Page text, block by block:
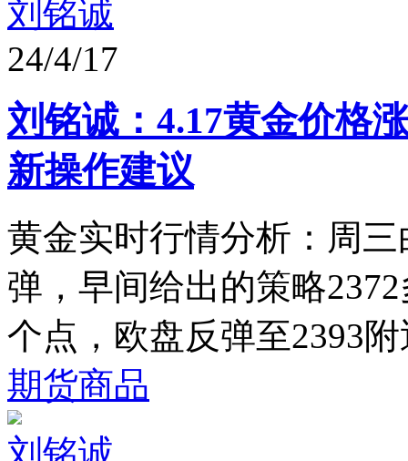
刘铭诚
24/4/17
刘铭诚：4.17黄金价格
新操作建议
黄金实时行情分析：周
弹，早间给出的策略
个点，欧盘反弹至2393
期货商品
刘铭诚